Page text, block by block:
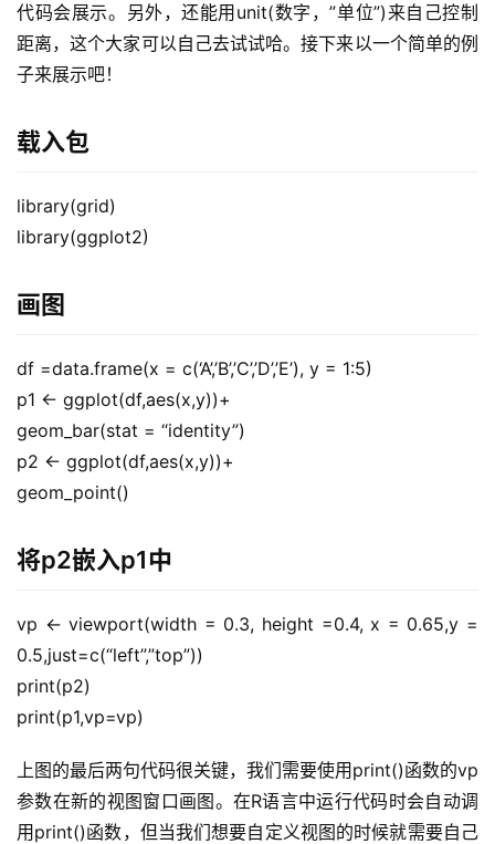
代码会展示。另外，还能用unit(数字，”单位”)来自己控制
距离，这个大家可以自己去试试哈。接下来以一个简单的例
子来展示吧！
载入包
library(grid)
library(ggplot2)
画图
df =data.frame(x = c(‘A’,’B’,’C’,’D’,’E’), y = 1:5)
p1 <- ggplot(df,aes(x,y))+
geom_bar(stat = “identity”)
p2 <- ggplot(df,aes(x,y))+
geom_point()
将p2嵌入p1中
vp <- viewport(width = 0.3, height =0.4, x = 0.65,y =
0.5,just=c(“left”,”top”))
print(p2)
print(p1,vp=vp)
上图的最后两句代码很关键，我们需要使用print()函数的vp
参数在新的视图窗口画图。在R语言中运行代码时会自动调
用print()函数，但当我们想要自定义视图的时候就需要自己